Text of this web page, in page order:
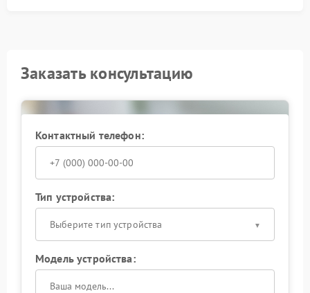
Заказать консультацию
Контактный телефон:
Тип устройства:
Выберите тип устройства
Модель устройства: